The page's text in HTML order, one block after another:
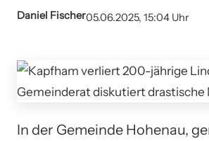
Daniel Fischer05.06.2025, 15:04 Uhr
In der Gemeinde Hohenau,